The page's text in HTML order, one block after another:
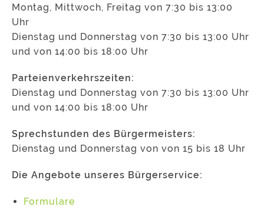
Montag, Mittwoch, Freitag von 7:30 bis 13:00
Uhr
Dienstag und Donnerstag von 7:30 bis 13:00 Uhr
und von 14:00 bis 18:00 Uhr
Parteienverkehrszeiten:
Dienstag und Donnerstag von 7:30 bis 13:00 Uhr
und von 14:00 bis 18:00 Uhr
Sprechstunden des Bürgermeisters:
Dienstag und Donnerstag von von 15 bis 18 Uhr
Die Angebote unseres Bürgerservice:
Formulare